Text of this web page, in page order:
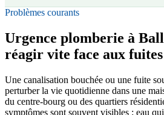
Problèmes courants
Urgence plomberie à
réagir vite face aux fuites
Une canalisation bouchée ou une fuite
perturber la vie quotidienne dans une
du centre-bourg ou des quartiers
symptômes sont souvent visibles : eau